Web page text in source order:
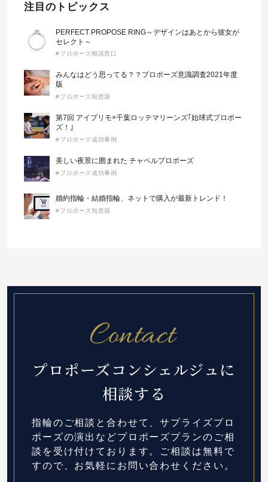
注目のトピックス
PERFECT PROPOSE RING～デザインはあとから彼女が
セレクト～
#プロポーズ相談窓口
みんなはどう思ってる？？プロポーズ意識調査2021年度
版
#プロポーズ知恵袋
第7回 アイプリモ×千葉ロッテマリーンズ｢始球式プロポー
ズ！｣
#プロポーズ成功事例
美しい夜景に囲まれた チャペルプロポーズ
#プロポーズ成功事例
婚約指輪・結婚指輪、ネットで購入が最新トレンド！
#プロポーズ知恵袋
プロポーズコンシェルジュに
相談する
指輪のご相談と合わせて、サプライズプロ
ポーズの演出などプロポーズプランのご相
談を受け付けております。 ご相談は無料で
すので、お気軽にお問い合わせください。